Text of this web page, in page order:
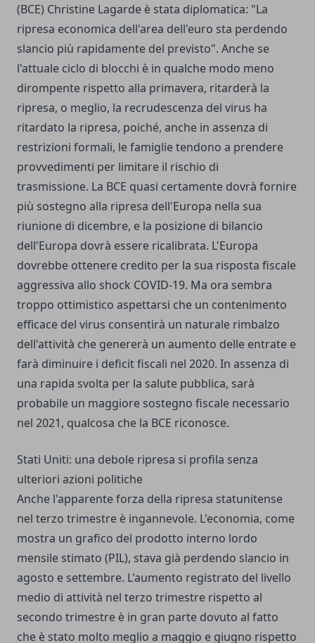
(BCE) Christine Lagarde è stata diplomatica: "La
ripresa economica dell'area dell'euro sta perdendo
slancio più rapidamente del previsto". Anche se
l'attuale ciclo di blocchi è in qualche modo meno
dirompente rispetto alla primavera, ritarderà la
ripresa, o meglio, la recrudescenza del virus ha
ritardato la ripresa, poiché, anche in assenza di
restrizioni formali, le famiglie tendono a prendere
provvedimenti per limitare il rischio di
trasmissione. La BCE quasi certamente dovrà fornire
più sostegno alla ripresa dell'Europa nella sua
riunione di dicembre, e la posizione di bilancio
dell'Europa dovrà essere ricalibrata. L'Europa
dovrebbe ottenere credito per la sua risposta fiscale
aggressiva allo shock COVID-19. Ma ora sembra
troppo ottimistico aspettarsi che un contenimento
efficace del virus consentirà un naturale rimbalzo
dell'attività che genererà un aumento delle entrate e
farà diminuire i deficit fiscali nel 2020. In assenza di
una rapida svolta per la salute pubblica, sarà
probabile un maggiore sostegno fiscale necessario
nel 2021, qualcosa che la BCE riconosce.
Stati Uniti: una debole ripresa si profila senza
ulteriori azioni politiche
Anche l'apparente forza della ripresa statunitense
nel terzo trimestre è ingannevole. L'economia, come
mostra un grafico del prodotto interno lordo
mensile stimato (PIL), stava già perdendo slancio in
agosto e settembre. L'aumento registrato del livello
medio di attività nel terzo trimestre rispetto al
secondo trimestre è in gran parte dovuto al fatto
che è stato molto meglio a maggio e giugno rispetto